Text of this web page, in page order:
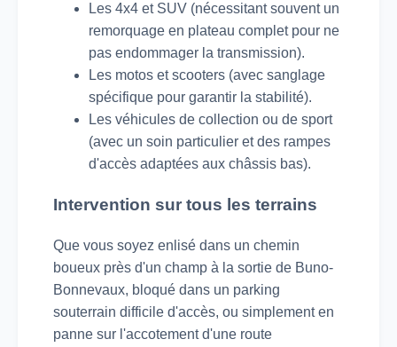
Les 4x4 et SUV (nécessitant souvent un
remorquage en plateau complet pour ne
pas endommager la transmission).
Les motos et scooters (avec sanglage
spécifique pour garantir la stabilité).
Les véhicules de collection ou de sport
(avec un soin particulier et des rampes
d'accès adaptées aux châssis bas).
Intervention sur tous les terrains
Que vous soyez enlisé dans un chemin
boueux près d'un champ à la sortie de Buno-
Bonnevaux, bloqué dans un parking
souterrain difficile d'accès, ou simplement en
panne sur l'accotement d'une route